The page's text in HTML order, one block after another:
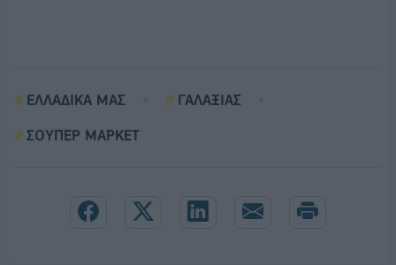
ΕΛΛΑΔΙΚΑ ΜΑΣ
ΓΑΛΑΞΙΑΣ
ΣΟΥΠΕΡ ΜΑΡΚΕΤ